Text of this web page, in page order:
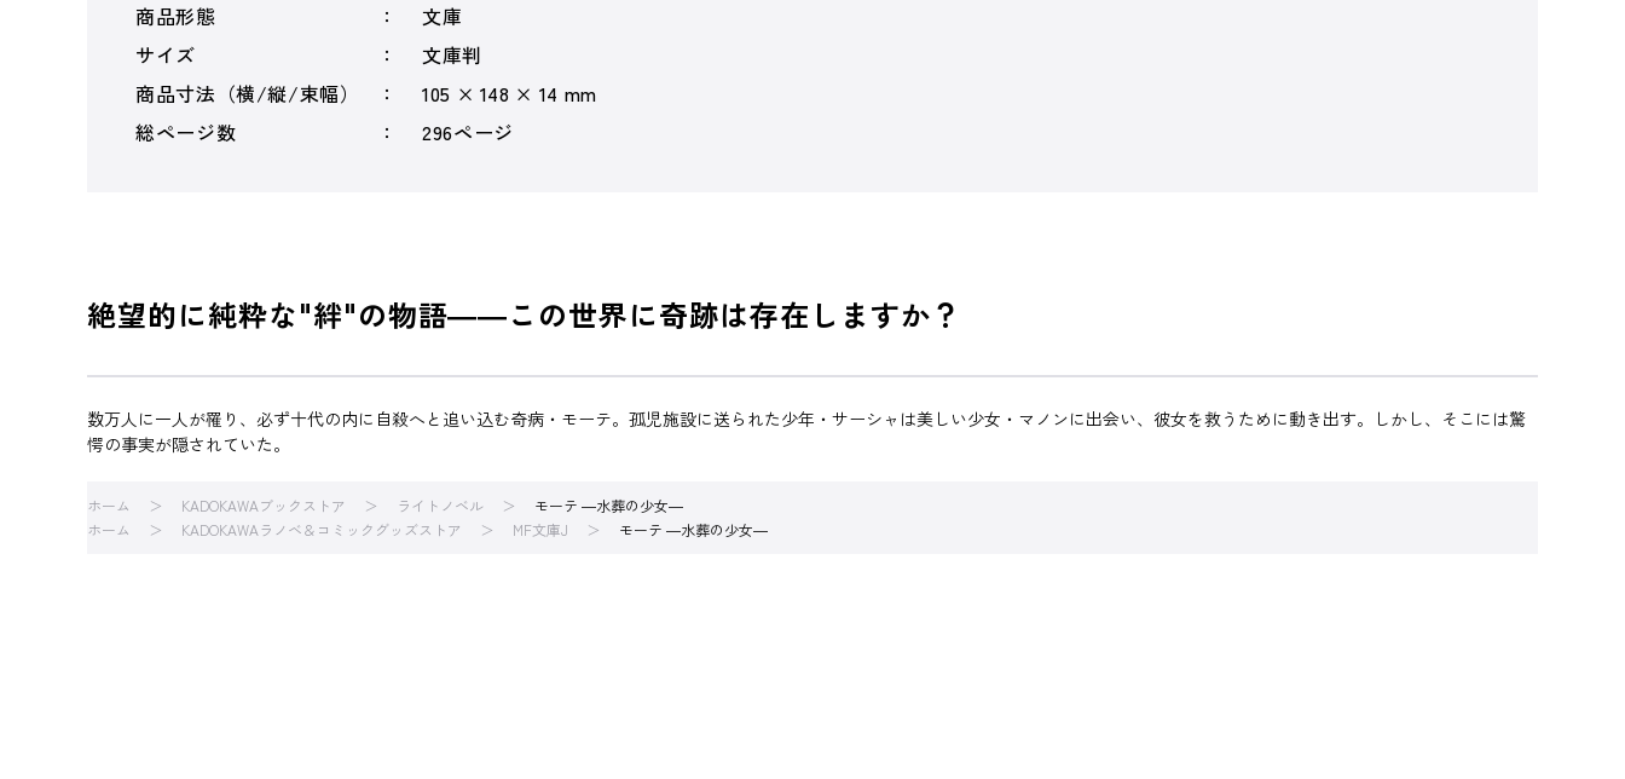
商品形態
文庫
サイズ
文庫判
商品寸法（横/縦/束幅）
105 × 148 × 14 mm
総ページ数
296ページ
絶望的に純粋な"絆"の物語――この世界に奇跡は存在しますか？
数万人に一人が罹り、必ず十代の内に自殺へと追い込む奇病・モーテ。孤児施設に送られた少年・サーシャは美しい少女・マノンに出会い、彼女を救うために動き出す。しかし、そこには驚
愕の事実が隠されていた。
ホーム KADOKAWAブックストア ライトノベル
モーテ ―水葬の少女―
ホーム
KADOKAWAラノベ＆コミックグッズストア MF文庫J モーテ ―水葬の少女―